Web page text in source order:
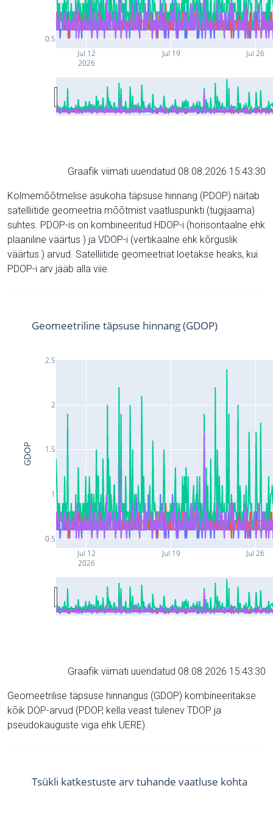
Jul 12
2026
Jul 19 Jul 26
0.5
Graafik viimati uuendatud 08.08.2026 15:43:30
Kolmemõõtmelise asukoha täpsuse hinnang (PDOP) näitab
satelliitide geomeetria mõõtmist vaatluspunkti (tugijaama)
suhtes. PDOP-is on kombineeritud HDOP-i (horisontaalne ehk
plaaniline väärtus ) ja VDOP-i (vertikaalne ehk kõrguslik
väärtus ) arvud. Satelliitide geomeetriat loetakse heaks, kui
PDOP-i arv jääb alla viie.
Jul 12
2026
Jul 19 Jul 26
0.5
1
1.5
2
2.5
Geomeetriline täpsuse hinnang (GDOP)
GDOP
Graafik viimati uuendatud 08.08.2026 15:43:30
Geomeetrilise täpsuse hinnangus (GDOP) kombineeritakse
kõik DOP-arvud (PDOP, kella veast tulenev TDOP ja
pseudokauguste viga ehk UERE).
Tsükli katkestuste arv tuhande vaatluse kohta